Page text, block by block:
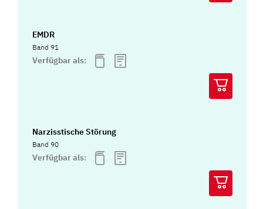
EMDR
Band 91
Verfügbar als:
Narzisstische Störung
Band 90
Verfügbar als: